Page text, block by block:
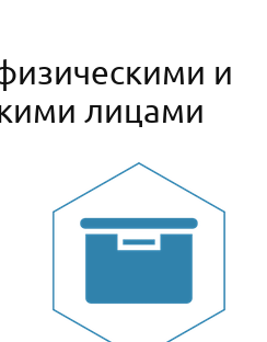
и
лицами